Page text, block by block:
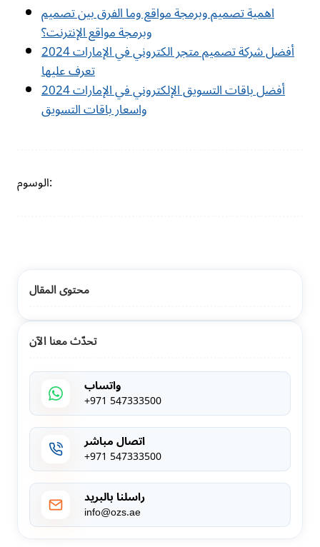
اهمية تصميم وبرمجة مواقع وما الفرق بين تصميم
وبرمجة مواقع الإنترنت؟
أفضل شركة تصميم متجر الكتروني في الإمارات 2024
تعرف عليها
أفضل باقات التسويق الإلكتروني في الإمارات 2024
واسعار باقات التسويق
الوسوم:
محتوى المقال
تحدّث معنا الآن
واتساب
+971 547333500
اتصال مباشر
+971 547333500
راسلنا بالبريد
info@ozs.ae